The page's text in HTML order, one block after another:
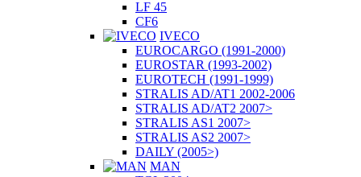
LF 45
CF6
IVECO
EUROCARGO (1991-2000)
EUROSTAR (1993-2002)
EUROTECH (1991-1999)
STRALIS AD/AT1 2002-2006
STRALIS AD/AT2 2007>
STRALIS AS1 2007>
STRALIS AS2 2007>
DAILY (2005>)
MAN